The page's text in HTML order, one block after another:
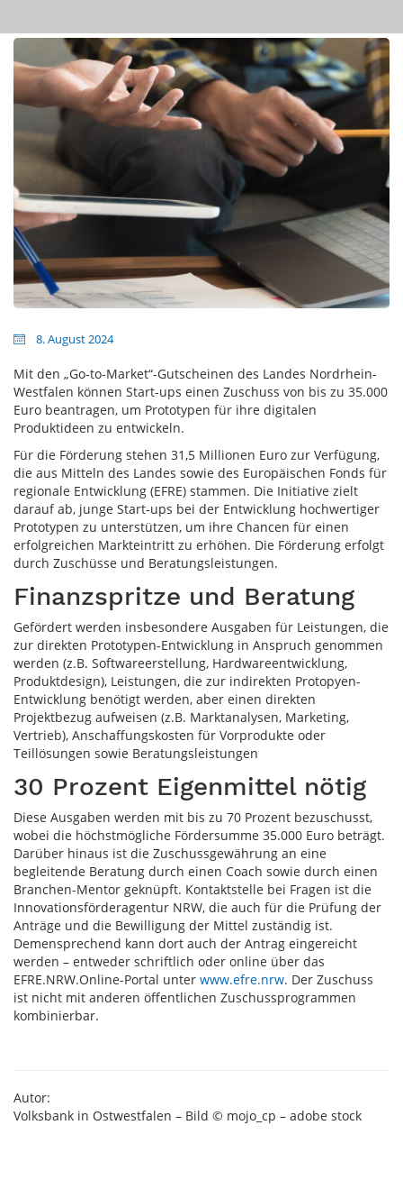
8. August 2024
Mit den „Go-to-Market“-Gutscheinen des Landes Nordrhein-
Westfalen können Start-ups einen Zuschuss von bis zu 35.000
Euro beantragen, um Prototypen für ihre digitalen
Produktideen zu entwickeln.
Für die Förderung stehen 31,5 Millionen Euro zur Verfügung,
die aus Mitteln des Landes sowie des Europäischen Fonds für
regionale Entwicklung (EFRE) stammen. Die Initiative zielt
darauf ab, junge Start-ups bei der Entwicklung hochwertiger
Prototypen zu unterstützen, um ihre Chancen für einen
erfolgreichen Markteintritt zu erhöhen. Die Förderung erfolgt
durch Zuschüsse und Beratungsleistungen.
Finanzspritze und Beratung
Gefördert werden insbesondere Ausgaben für Leistungen, die
zur direkten Prototypen-Entwicklung in Anspruch genommen
werden (z.B. Softwareerstellung, Hardwareentwicklung,
Produktdesign), Leistungen, die zur indirekten Protopyen-
Entwicklung benötigt werden, aber einen direkten
Projektbezug aufweisen (z.B. Marktanalysen, Marketing,
Vertrieb), Anschaffungskosten für Vorprodukte oder
Teillösungen sowie Beratungsleistungen
30 Prozent Eigenmittel nötig
Diese Ausgaben werden mit bis zu 70 Prozent bezuschusst,
wobei die höchstmögliche Fördersumme 35.000 Euro beträgt.
Darüber hinaus ist die Zuschussgewährung an eine
begleitende Beratung durch einen Coach sowie durch einen
Branchen-Mentor geknüpft. Kontaktstelle bei Fragen ist die
Innovationsförderagentur NRW, die auch für die Prüfung der
Anträge und die Bewilligung der Mittel zuständig ist.
Demensprechend kann dort auch der Antrag eingereicht
werden – entweder schriftlich oder online über das
EFRE.NRW.Online-Portal unter www.efre.nrw. Der Zuschuss
ist nicht mit anderen öffentlichen Zuschussprogrammen
kombinierbar.
Autor:
Volksbank in Ostwestfalen – Bild © mojo_cp – adobe stock